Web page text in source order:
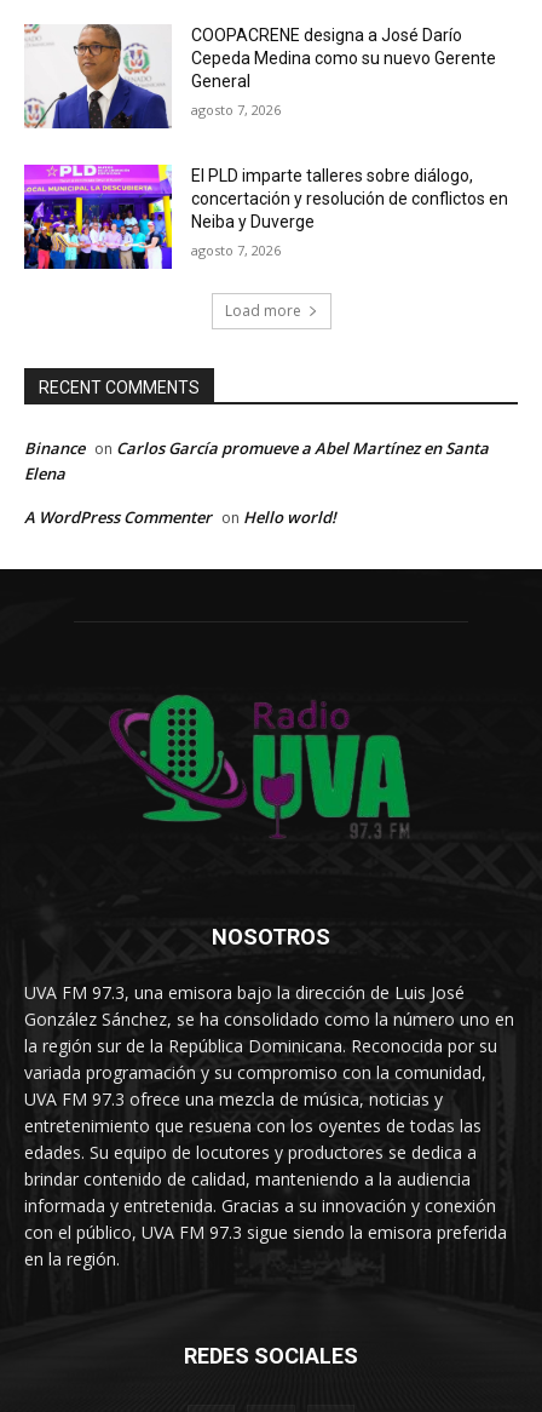
COOPACRENE designa a José Darío
Cepeda Medina como su nuevo Gerente
General
agosto 7, 2026
El PLD imparte talleres sobre diálogo,
concertación y resolución de conflictos en
Neiba y Duverge
agosto 7, 2026
Load more
RECENT COMMENTS
Binance on Carlos García promueve a Abel Martínez en Santa
Elena
A WordPress Commenter on Hello world!
NOSOTROS
UVA FM 97.3, una emisora bajo la dirección de Luis José
González Sánchez, se ha consolidado como la número uno en
la región sur de la República Dominicana. Reconocida por su
variada programación y su compromiso con la comunidad,
UVA FM 97.3 ofrece una mezcla de música, noticias y
entretenimiento que resuena con los oyentes de todas las
edades. Su equipo de locutores y productores se dedica a
brindar contenido de calidad, manteniendo a la audiencia
informada y entretenida. Gracias a su innovación y conexión
con el público, UVA FM 97.3 sigue siendo la emisora preferida
en la región.
REDES SOCIALES